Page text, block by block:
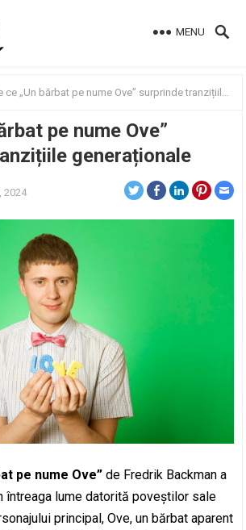
MENU
ce „Un bărbat pe nume Ove” surprinde tranzițiile generaționale
pe nume Ove”
generaționale
2024
pe nume Ove” de Fredrik Backman a
întreaga lume datorită poveștilor sale
principal, Ove, un bărbat aparent